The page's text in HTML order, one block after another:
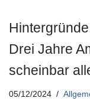
Drei Jahre
scheinbar
05/12/2024